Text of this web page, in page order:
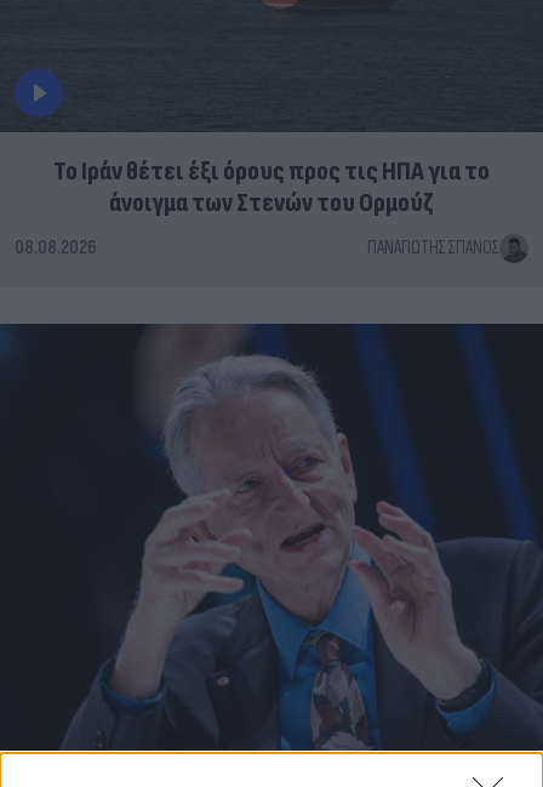
Το Ιράν θέτει έξι όρους προς τις ΗΠΑ για το
άνοιγμα των Στενών του Ορμούζ
08.08.2026 ΠΑΝΑΓΙΏΤΗΣ ΣΠΑΝΌΣ